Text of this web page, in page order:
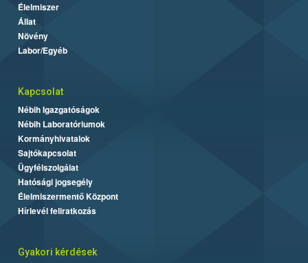
Élelmiszer
Állat
Növény
Labor/Egyéb
Kapcsolat
Nébih Igazgatóságok
Nébih Laboratóriumok
Kormányhivatalok
Sajtókapcsolat
Ügyfélszolgálat
Hatósági jogsegély
Élelmiszermentő Központ
Hírlevél feliratkozás
Gyakori kérdések